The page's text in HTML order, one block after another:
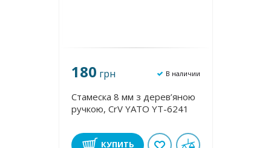
180 грн В наличии
Стамеска 8 мм з дерев’яною
ручкою, CrV YATO YT-6241
КУПИТЬ